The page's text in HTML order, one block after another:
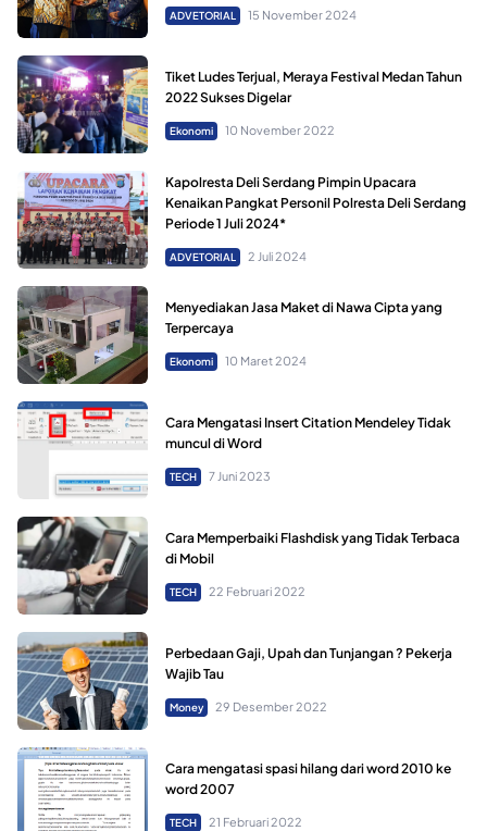
ADVETORIAL 15 November 2024
Tiket Ludes Terjual, Meraya Festival Medan Tahun
2022 Sukses Digelar
Ekonomi 10 November 2022
Kapolresta Deli Serdang Pimpin Upacara
Kenaikan Pangkat Personil Polresta Deli Serdang
Periode 1 Juli 2024*
ADVETORIAL 2 Juli 2024
Menyediakan Jasa Maket di Nawa Cipta yang
Terpercaya
Ekonomi 10 Maret 2024
Cara Mengatasi Insert Citation Mendeley Tidak
muncul di Word
TECH 7 Juni 2023
Cara Memperbaiki Flashdisk yang Tidak Terbaca
di Mobil
TECH 22 Februari 2022
Perbedaan Gaji, Upah dan Tunjangan ? Pekerja
Wajib Tau
Money 29 Desember 2022
Cara mengatasi spasi hilang dari word 2010 ke
word 2007
TECH 21 Februari 2022